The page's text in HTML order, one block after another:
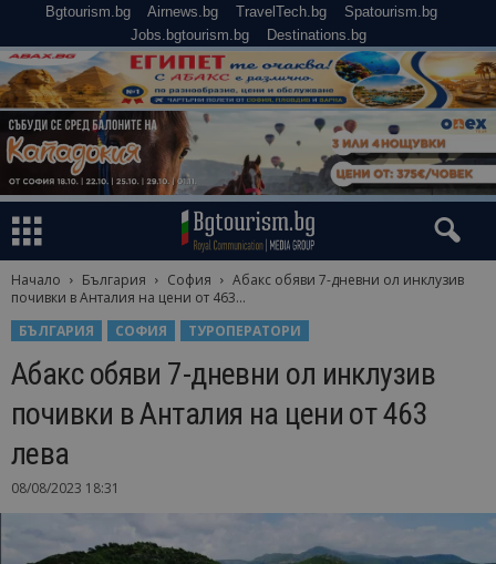
Bgtourism.bg Airnews.bg TravelTech.bg
Spatourism.bg
Jobs.bgtourism.bg
Destinations.bg
Начало България София
Абакс обяви 7-дневни ол инклузив
почивки в Анталия на цени от 463...
БЪЛГАРИЯ
СОФИЯ ТУРОПЕРАТОРИ
Абакс обяви 7-дневни ол инклузив
почивки в Анталия на цени от 463
лева
08/08/2023 18:31